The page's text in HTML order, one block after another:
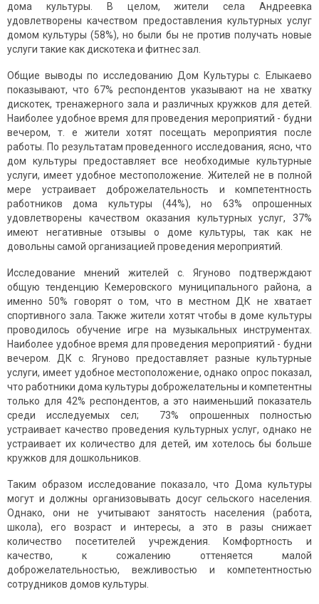
дома культуры. В целом, жители села Андреевка
удовлетворены качеством предоставления культурных услуг
домом культуры (58%), но были бы не против получать новые
услуги такие как дискотека и фитнес зал.
Общие выводы по исследованию Дом Культуры с. Елыкаево
показывают, что 67% респондентов указывают на не хватку
дискотек, тренажерного зала и различных кружков для детей.
Наиболее удобное время для проведения мероприятий - будни
вечером, т. е жители хотят посещать мероприятия после
работы. По результатам проведенного исследования, ясно, что
дом культуры предоставляет все необходимые культурные
услуги, имеет удобное местоположение. Жителей не в полной
мере устраивает доброжелательность и компетентность
работников дома культуры (44%), но 63% опрошенных
удовлетворены качеством оказания культурных услуг, 37%
имеют негативные отзывы о доме культуры, так как не
довольны самой организацией проведения мероприятий.
Исследование мнений жителей с. Ягуново подтверждают
общую тенденцию Кемеровского муниципального района, а
именно 50% говорят о том, что в местном ДК не хватает
спортивного зала. Также жители хотят чтобы в доме культуры
проводилось обучение игре на музыкальных инструментах.
Наиболее удобное время для проведения мероприятий - будни
вечером. ДК c. Ягуново предоставляет разные культурные
услуги, имеет удобное местоположение, однако опрос показал,
что работники дома культуры доброжелательны и компетентны
только для 42% респондентов, а это наименьший показатель
среди исследуемых сел; 73% опрошенных полностью
устраивает качество проведения культурных услуг, однако не
устраивает их количество для детей, им хотелось бы больше
кружков для дошкольников.
Таким образом исследование показало, что Дома культуры
могут и должны организовывать досуг сельского населения.
Однако, они не учитывают занятость населения (работа,
школа), его возраст и интересы, а это в разы снижает
количество посетителей учреждения. Комфортность и
качество, к сожалению оттеняется малой
доброжелательностью, вежливостью и компетентностью
сотрудников домов культуры.